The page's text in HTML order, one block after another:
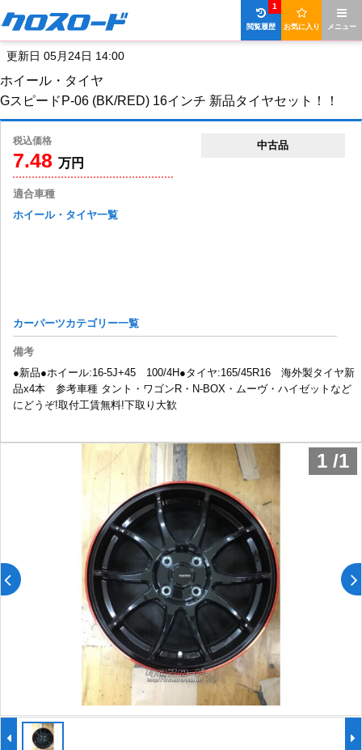
メニュー
お気に入り
閲覧履歴
1
更新日 05月24日 14:00
ホイール・タイヤ
GスピードP-06 (BK/RED) 16インチ 新品タイヤセット！！
税込価格
7.48 万円
中古品
適合車種
ホイール・タイヤ一覧
カーパーツカテゴリー一覧
備考
●新品●ホイール:16-5J+45 100/4H●タイヤ:165/45R16 海外製タイヤ新
品x4本 参考車種 タント・ワゴンR・N-BOX・ムーヴ・ハイゼットなど
にどうぞ!取付工賃無料!下取り大歓
1 /1